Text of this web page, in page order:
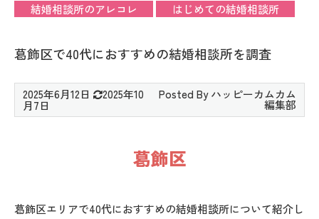
結婚相談所のアレコレ はじめての結婚相談所
葛飾区で40代におすすめの結婚相談所を調査
2025年6月12日 2025年10
月7日
葛飾区
葛飾区エリアで40代におすすめの結婚相談所について紹介し